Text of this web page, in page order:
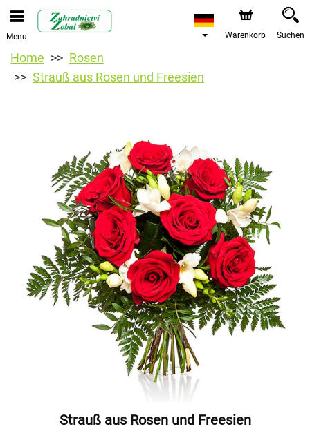
Menu Warenkorb Suchen
Home
Rosen
Strauß aus Rosen und Freesien
Strauß aus Rosen und Freesien